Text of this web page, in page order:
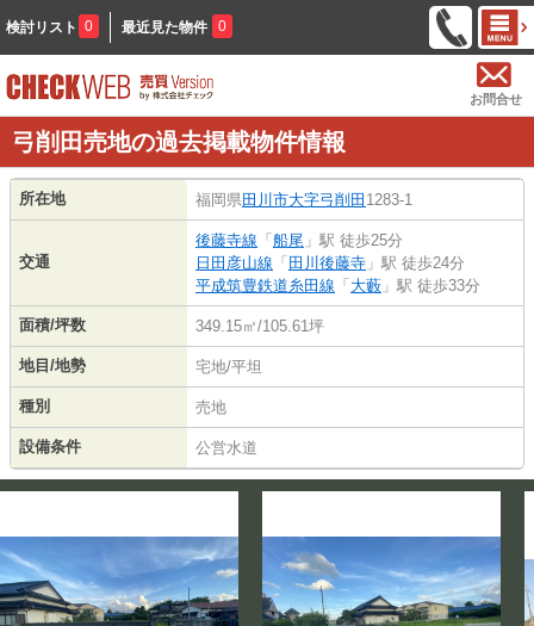
検討リスト 0 最近見た物件 0
お問合せ
弓削田売地の過去掲載物件情報
所在地 福岡県 田川市大字弓削田 1283-1
交通
後藤寺線 「 船尾 」駅 徒歩25分
日田彦山線 「 田川後藤寺 」駅 徒歩24分
平成筑豊鉄道糸田線 「 大藪 」駅 徒歩33分
面積/坪数 349.15㎡/105.61坪
地目/地勢 宅地/平坦
種別 売地
設備条件 公営水道